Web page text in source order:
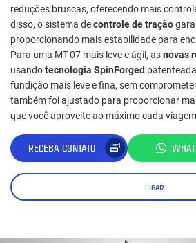
reduções bruscas, oferecendo mais
disso, o sistema decontrole de tração
proporcionando mais estabilidade para
Para uma MT-07 mais leve e ágil, asnovas
usandotecnologia SpinForged
fundição mais leve e fina, sem
também foi ajustado para proporcionar
que você aproveite ao máximo cada
RECEBA CONTATO
LIGAR